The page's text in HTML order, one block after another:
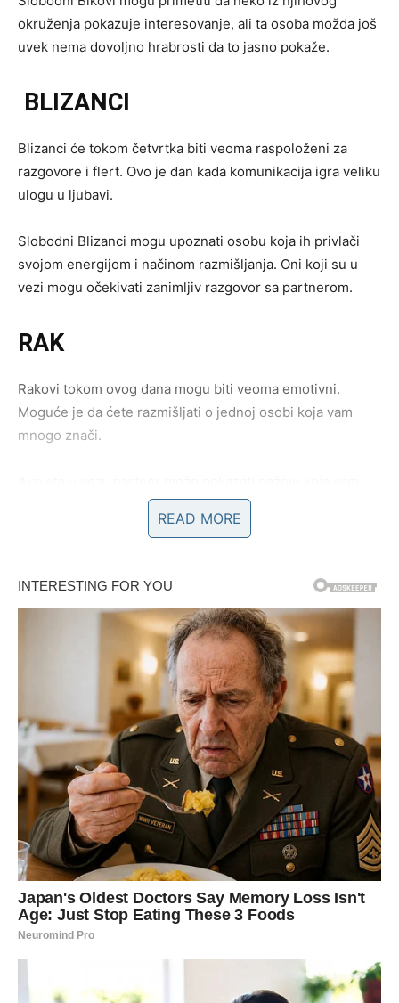
okruženja pokazuje interesovanje, ali ta osoba možda još
uvek nema dovoljno hrabrosti da to jasno pokaže.
BLIZANCI
Blizanci će tokom četvrtka biti veoma raspoloženi za
razgovore i flert. Ovo je dan kada komunikacija igra veliku
ulogu u ljubavi.
Slobodni Blizanci mogu upoznati osobu koja ih privlači
svojom energijom i načinom razmišljanja. Oni koji su u
vezi mogu očekivati zanimljiv razgovor sa partnerom.
RAK
Rakovi tokom ovog dana mogu biti veoma emotivni.
Moguće je da ćete razmišljati o jednoj osobi koja vam
mnogo znači.
vraća osećaj sigurnosti. Slobodni Rakovi mogu dobiti
poruku koja će im izmamiti osmeh.
LAV
Lavovima četvrtak donosi romantiku i zanimljive trenutke.
Ako ste u vezi, partner može pokazati koliko mu je stalo
do vas kroz pažnju ili iznenađenje.
Slobodni Lavovi mogu privući pažnju osobe koja ih već
neko vreme posmatra.
DEVICA
Device će tokom ovog dana razmišljati o stabilnosti u
ljubavi. Ako ste u vezi, otvoren razgovor sa partnerom
može rešiti neke nedoumice.
Slobodne Device mogu shvatiti da neko iz njihovog
okruženja već dugo gaji emocije prema njima.
READ MORE